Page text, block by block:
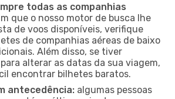
todas as companhias
que o nosso motor de busca lhe
de voos disponíveis, verifique
de companhias aéreas de baixo
Além disso, se tiver
alterar as datas da sua viagem,
encontrar bilhetes baratos.
antecedência: algumas pessoas